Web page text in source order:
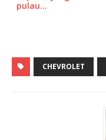
pulau…
CHEVROLET